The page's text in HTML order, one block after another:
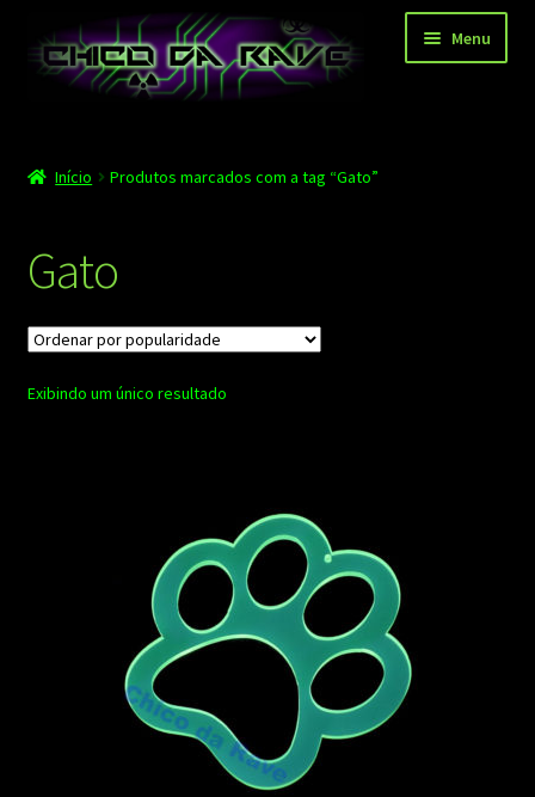
para
navegação
para
Menu
Depoimentos
Carrinho
Finalizar compra
Minha conta
Início Produtos marcados com a tag “Gato”
Gato
Exibindo um único resultado